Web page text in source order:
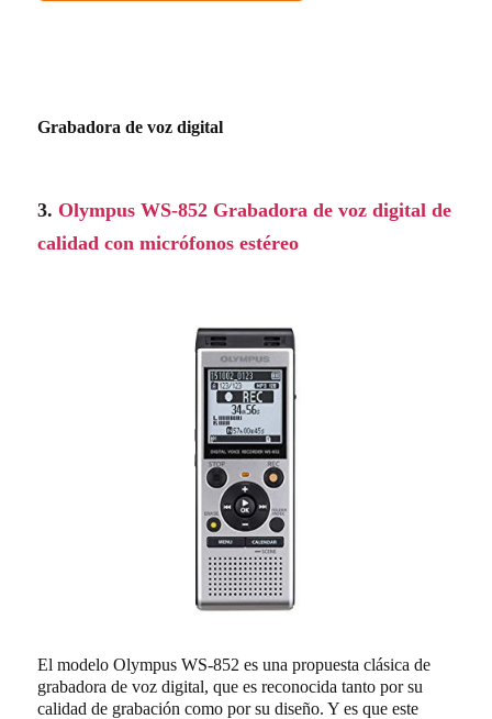
Grabadora de voz digital
3. Olympus WS-852 Grabadora de voz digital de
calidad con micrófonos estéreo
El modelo Olympus WS-852 es una propuesta clásica de
grabadora de voz digital, que es reconocida tanto por su
calidad de grabación como por su diseño. Y es que este